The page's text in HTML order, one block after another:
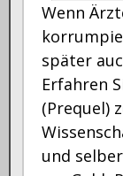
Wenn
später
Erfahren
(Prequel)
und